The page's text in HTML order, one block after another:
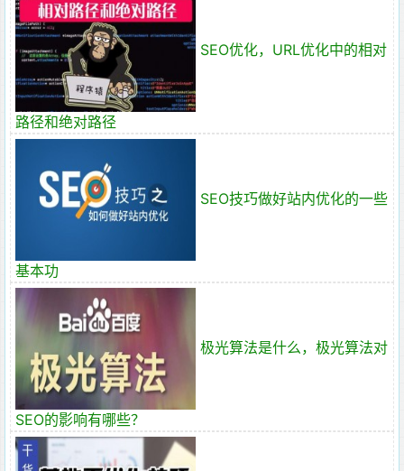
SEO优化，URL优化中的相对
路径和绝对路径
SEO技巧做好站内优化的一些
基本功
极光算法是什么，极光算法对
SEO的影响有哪些？